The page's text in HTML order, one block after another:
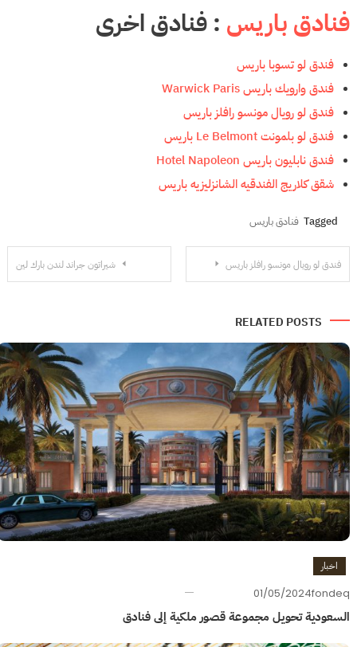
فنادق باريس : فنادق اخرى
فندق لو تسوبا باريس
فندق وارويك باريس Warwick Paris
فندق لو رويال مونسو رافلز باريس
فندق لو بلمونت Le Belmont باريس
فندق نابليون باريس Hotel Napoleon
شقق كلاريج الفندقيه الشانزليزيه باريس
Tagged فنادق باريس
تصفّح
شيراتون جراند لندن بارك لين فندق لو رويال مونسو رافلز باريس
RELATED POSTS
اخبار
01/05/2024fondeq
السعودية تحويل مجموعة قصور ملكية إلى فنادق